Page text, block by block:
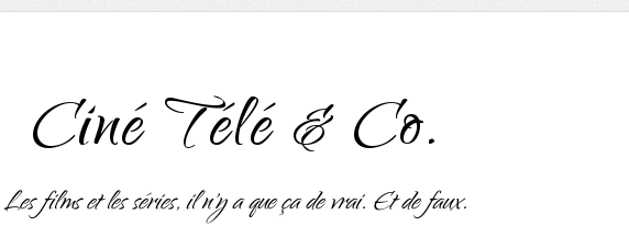
Ciné Télé & Co.
Les films et les séries, il n'y a que ça de vrai. Et de faux.